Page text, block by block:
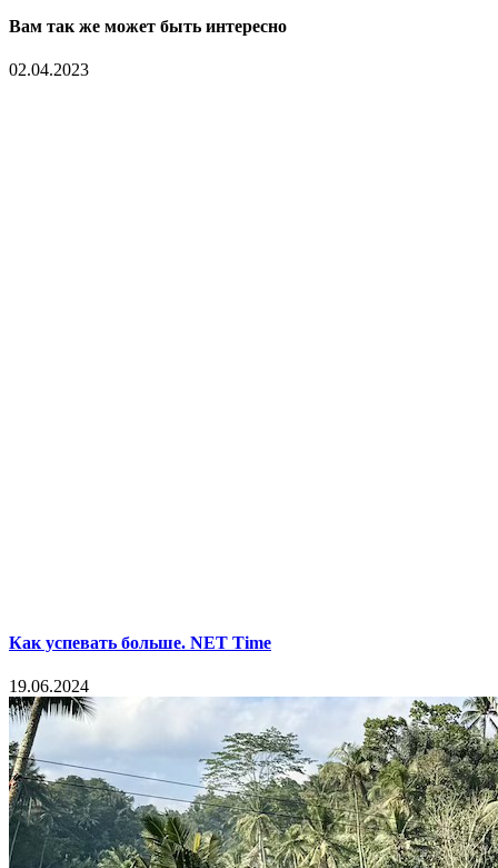
Вам так же может быть интересно
02.04.2023
Как успевать больше. NET Time
19.06.2024